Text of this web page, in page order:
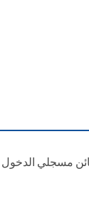
مسجلي الدخول